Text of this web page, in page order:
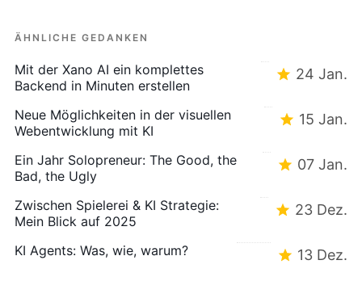
ÄHNLICHE GEDANKEN
Mit der Xano AI ein komplettes
Backend in Minuten erstellen
24 Jan.
Neue Möglichkeiten in der visuellen
Webentwicklung mit KI
15 Jan.
Ein Jahr Solopreneur: The Good, the
Bad, the Ugly
07 Jan.
Zwischen Spielerei & KI Strategie:
Mein Blick auf 2025
23 Dez.
KI Agents: Was, wie, warum? 13 Dez.